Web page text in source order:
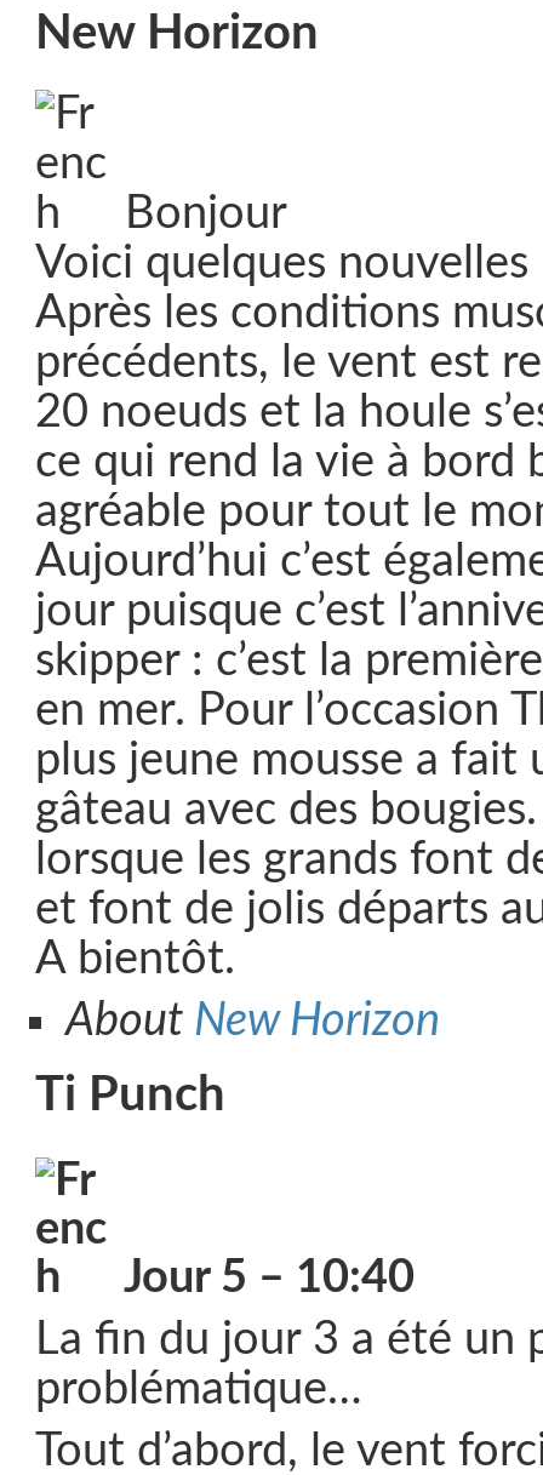
New Horizon
Bonjour
Voici quelques nouvelles
Après les conditions
précédents, le vent est
20 noeuds et la houle
ce qui rend la vie à bord
agréable pour tout le
Aujourd’hui c’est
jour puisque c’est
skipper : c’est la
en mer. Pour l’occasion
plus jeune mousse a fait
gâteau avec des
lorsque les grands font
et font de jolis départs
A bientôt.
About New Horizon
Ti Punch
Jour 5 – 10:40
La fin du jour 3 a été un
problématique…
Tout d’abord, le vent